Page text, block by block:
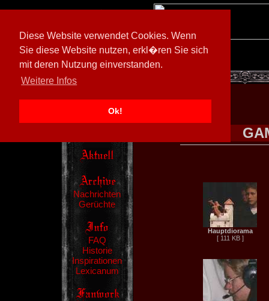
Diese Website verwendet Cookies. Wenn
Sie diese Website nutzen, erkl�ren Sie sich
mit deren Nutzung einverstanden.
Weitere Infos
Ok!
[ 602026/M3]
Nachrichten
Gerüchte
FAQ
Historie
Inspirationen
Lexicanum
Hauptdiorama
[ 111 KB ]